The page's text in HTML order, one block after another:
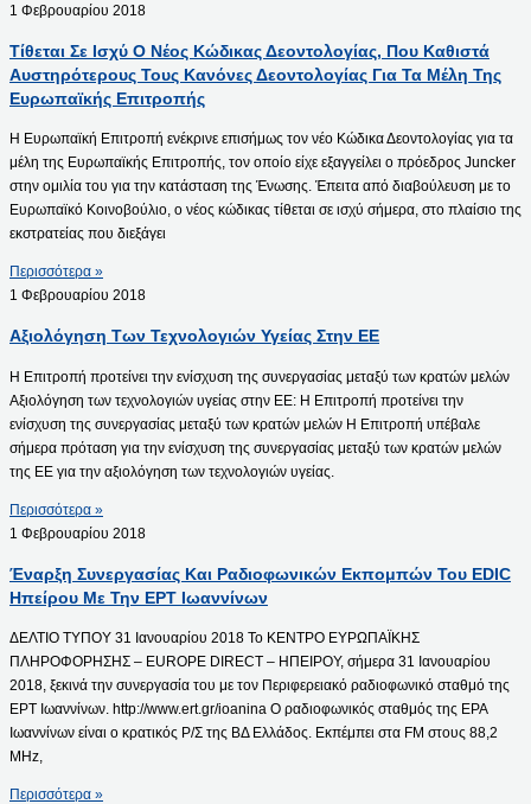
1 Φεβρουαρίου 2018
Τίθεται Σε Ισχύ Ο Νέος Κώδικας Δεοντολογίας, Που Καθιστά
Αυστηρότερους Τους Κανόνες Δεοντολογίας Για Τα Μέλη Της
Ευρωπαϊκής Επιτροπής
Η Ευρωπαϊκή Επιτροπή ενέκρινε επισήμως τον νέο Κώδικα Δεοντολογίας για τα
μέλη της Ευρωπαϊκής Επιτροπής, τον οποίο είχε εξαγγείλει ο πρόεδρος Juncker
στην ομιλία του για την κατάσταση της Ένωσης. Έπειτα από διαβούλευση με το
Ευρωπαϊκό Κοινοβούλιο, ο νέος κώδικας τίθεται σε ισχύ σήμερα, στο πλαίσιο της
εκστρατείας που διεξάγει
Περισσότερα »
1 Φεβρουαρίου 2018
Αξιολόγηση Των Τεχνολογιών Υγείας Στην ΕΕ
Η Επιτροπή προτείνει την ενίσχυση της συνεργασίας μεταξύ των κρατών μελών
Αξιολόγηση των τεχνολογιών υγείας στην ΕΕ: Η Επιτροπή προτείνει την
ενίσχυση της συνεργασίας μεταξύ των κρατών μελών Η Επιτροπή υπέβαλε
σήμερα πρόταση για την ενίσχυση της συνεργασίας μεταξύ των κρατών μελών
της ΕΕ για την αξιολόγηση των τεχνολογιών υγείας.
Περισσότερα »
1 Φεβρουαρίου 2018
Έναρξη Συνεργασίας Και Ραδιοφωνικών Εκπομπών Του EDIC
Ηπείρου Με Την ΕΡΤ Ιωαννίνων
ΔΕΛΤΙΟ ΤΥΠΟΥ 31 Ιανουαρίου 2018 Το ΚΕΝΤΡΟ ΕΥΡΩΠΑΪΚΗΣ
ΠΛΗΡΟΦΟΡΗΣΗΣ – EUROPE DIRECT – ΗΠΕΙΡΟΥ, σήμερα 31 Ιανουαρίου
2018, ξεκινά την συνεργασία του με τον Περιφερειακό ραδιοφωνικό σταθμό της
ΕΡΤ Ιωαννίνων. http://www.ert.gr/ioanina Ο ραδιοφωνικός σταθμός της ΕΡΑ
Ιωαννίνων είναι ο κρατικός Ρ/Σ της ΒΔ Ελλάδος. Εκπέμπει στα FM στους 88,2
MHz,
Περισσότερα »